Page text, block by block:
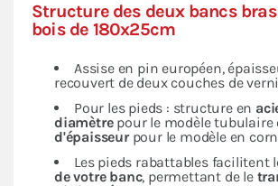
Structure des deux bancs
bois de 180x25cm
Assise en pin européen,
recouvert de deux couches de
Pour les pieds : structure en
diamètrepour le modèle tubulaire
d'épaisseurpour le modèle en
Les pieds rabattables facilitent
de votre banc, permettant de le